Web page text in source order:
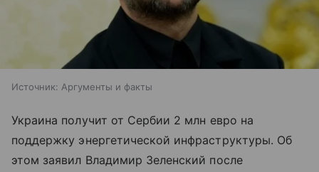
Источник: Аргументы и факты
Украина получит от Сербии 2 млн евро на
поддержку энергетической инфраструктуры. Об
этом заявил Владимир Зеленский после